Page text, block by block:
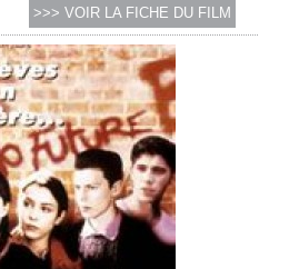
>>> VOIR LA FICHE DU FILM